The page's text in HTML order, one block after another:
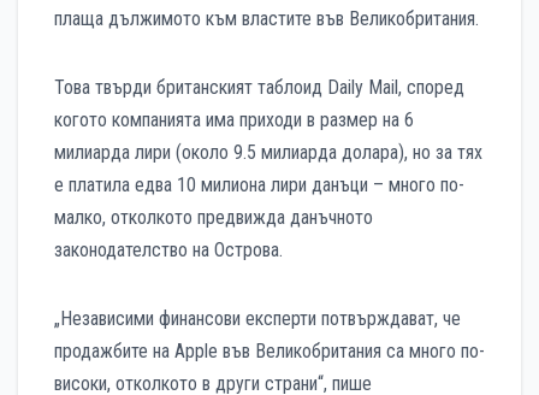
плаща дължимото към властите във Великобритания.
Това твърди британският таблоид Daily Mail, според
когото компанията има приходи в размер на 6
милиарда лири (около 9.5 милиарда долара), но за тях
е платила едва 10 милиона лири данъци – много по-
малко, отколкото предвижда данъчното
законодателство на Острова.
„Независими финансови експерти потвърждават, че
продажбите на Apple във Великобритания са много по-
високи, отколкото в други страни“, пише